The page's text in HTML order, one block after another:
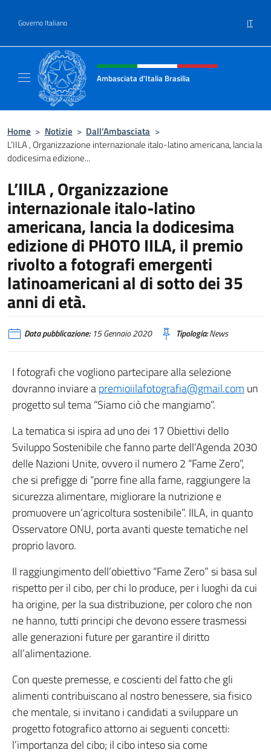
Governo Italiano IT
Intestazione sito, social e menù
Ambasciata d'Italia Brasilia
Home > Notizie > Dall’Ambasciata >
L’IILA , Organizzazione internazionale italo-latino americana, lancia la
dodicesima edizione...
L’IILA , Organizzazione
internazionale italo-latino
americana, lancia la dodicesima
edizione di PHOTO IILA, il premio
rivolto a fotografi emergenti
latinoamericani al di sotto dei 35
anni di età.
Data pubblicazione:15 Gennaio 2020 Tipologia:News
I fotografi che vogliono partecipare alla selezione
dovranno inviare apremioiilafotografia@gmail.com un
progetto sul tema “Siamo ciò che mangiamo”.
La tematica si ispira ad uno dei 17 Obiettivi dello
Sviluppo Sostenibile che fanno parte dell’Agenda 2030
delle Nazioni Unite, ovvero il numero 2 “Fame Zero”,
che si prefigge di “porre fine alla fame, raggiungere la
sicurezza alimentare, migliorare la nutrizione e
promuovere un’agricoltura sostenibile”. IILA, in quanto
Osservatore ONU, porta avanti queste tematiche nel
proprio lavoro.
Il raggiungimento dell’obiettivo “Fame Zero” si basa sul
rispetto per il cibo, per chi lo produce, per i luoghi da cui
ha origine, per la sua distribuzione, per coloro che non
ne hanno, tutti principi che devono essere trasmessi
alle generazioni future per garantire il diritto
all’alimentazione.
Con queste premesse, e coscienti del fatto che gli
alimenti contribuiscano al nostro benessere, sia fisico
che mentale, si invitano i candidati a sviluppare un
progetto fotografico attorno ai seguenti concetti:
l’importanza del cibo; il cibo inteso sia come